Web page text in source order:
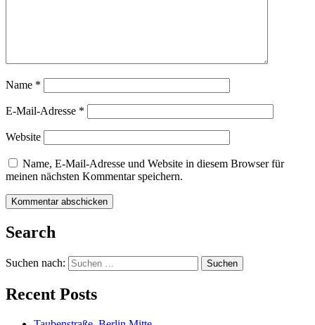
Name *
E-Mail-Adresse *
Website
Name, E-Mail-Adresse und Website in diesem Browser für
meinen nächsten Kommentar speichern.
Search
Suchen nach:
Recent Posts